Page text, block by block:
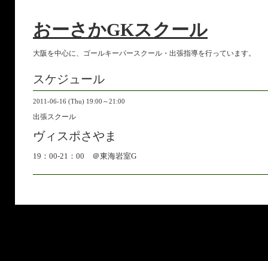
おーさかGKスクール
大阪を中心に、ゴールキーパースクール・出張指導を行っています。
スケジュール
2011-06-16 (Thu) 19:00～21:00
出張スクール
ヴィスポさやま
19：00-21：00 ＠東海岩室G